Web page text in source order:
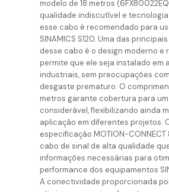
modelo de 18 metros
qualidade indiscutível e
esse cabo é recomendado para
SINAMICS S120. Uma das
desse cabo é o design moderno e
permite que ele seja instalado em
industriais, sem preocupações
desgaste prematuro. O
metros garante cobertura para
considerável, flexibilizando ainda
aplicação em diferentes projetos.
especificação MOTION-CONNECT
cabo de sinal de alta qualidade
informações necessárias para
performance dos equipamentos
A conectividade proporcionada